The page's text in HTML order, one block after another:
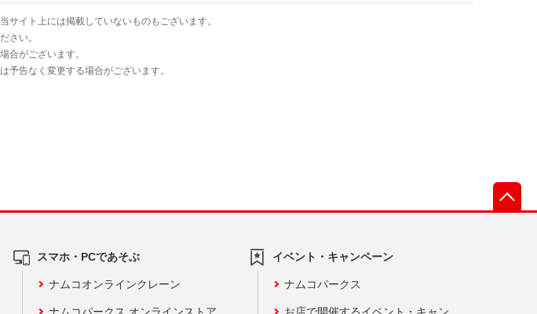
スマホ・PCであそぶ
ナムコオンラインクレーン
イベント・キャンペーン
ナムコパークス